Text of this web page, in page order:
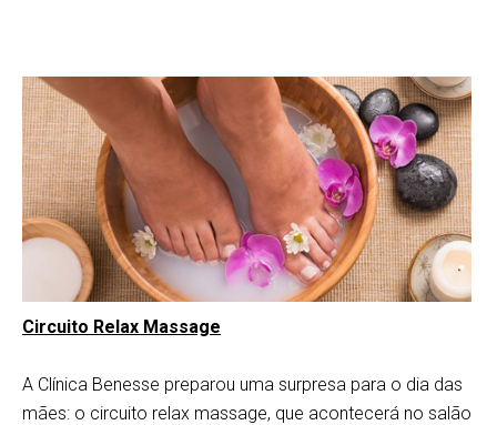
Circuito Relax Massage
A Clínica Benesse preparou uma surpresa para o dia das
mães: o circuito relax massage, que acontecerá no salão